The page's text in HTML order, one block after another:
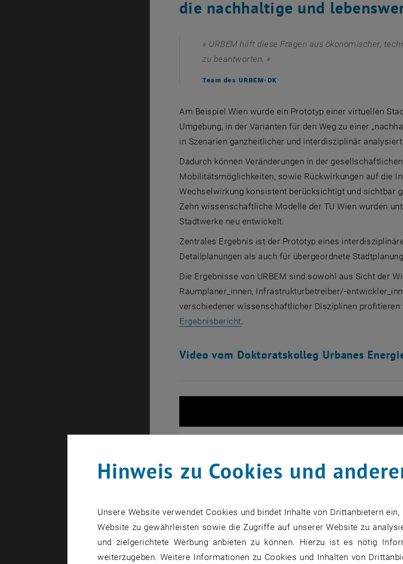
die nachhaltige und
URBEM hilft diese Fragen aus ökonomischer,
zu beantworten.
Team des URBEM-DK
Am Beispiel Wien wurde ein Prototyp einer virtuellen
Umgebung, in der Varianten für den Weg zu einer
in Szenarien ganzheitlicher und interdisziplinär
Dadurch können Veränderungen in der
Mobilitätsmöglichkeiten, sowie Rückwirkungen auf die
Wechselwirkung konsistent berücksichtigt und sichtbar
Zehn wissenschaftliche Modelle der TU Wien wurden
Stadtwerke neu entwickelt.
Zentrales Ergebnis ist der Prototyp eines
Detailplanungen als auch für übergeordnete
Die Ergebnisse von URBEM sind sowohl aus Sicht der
Raumplaner_innen, Infrastrukturbetreiber/-
verschiedener wissenschaftlicher Disziplinen profitieren
Ergebnisbericht.
Video vom Doktoratskolleg Urbanes
Nach Aktivierung werden u. U. Daten
Hinweis zu Cookies und
Unsere Website verwendet Cookies und bindet Inhalte von Drittanbietern
Website zu gewährleisten sowie die Zugriffe auf unserer Website zu
und zielgerichtete Werbung anbieten zu können. Hierzu ist es nötig
weiterzugeben. Weitere Informationen zu Cookies und Inhalten von